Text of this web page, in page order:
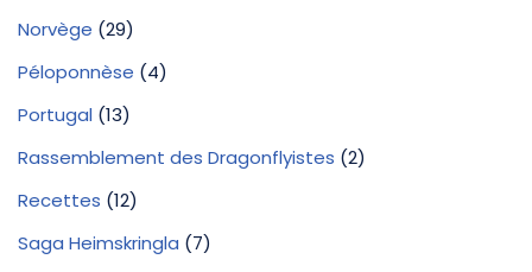
Norvège (29)
Péloponnèse (4)
Portugal (13)
Rassemblement des Dragonflyistes (2)
Recettes (12)
Saga Heimskringla (7)